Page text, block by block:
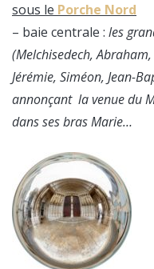
sous le Porche Nord
– baie centrale : les
(Melchisedech,
Jérémie, Siméon, Jean-
annonçant la venue du
dans ses bras Marie…